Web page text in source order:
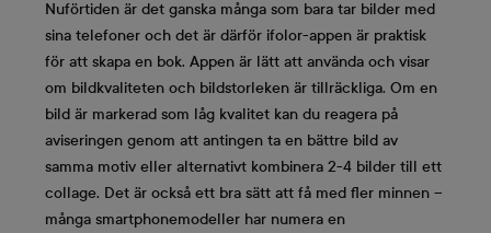
Nuförtiden är det ganska många som bara tar bilder med
sina telefoner och det är därför ifolor-appen är praktisk
för att skapa en bok. Appen är lätt att använda och visar
om bildkvaliteten och bildstorleken är tillräckliga. Om en
bild är markerad som låg kvalitet kan du reagera på
aviseringen genom att antingen ta en bättre bild av
samma motiv eller alternativt kombinera 2-4 bilder till ett
collage. Det är också ett bra sätt att få med fler minnen –
många smartphonemodeller har numera en